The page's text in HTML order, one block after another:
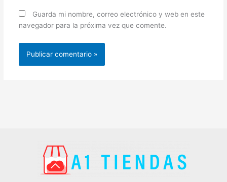
Guarda mi nombre, correo electrónico y web en este
navegador para la próxima vez que comente.